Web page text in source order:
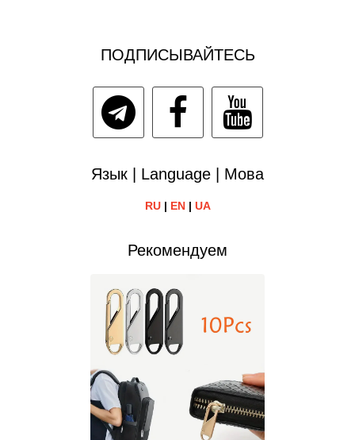
ПОДПИСЫВАЙТЕСЬ
Язык | Language | Мова
RU| EN| UA
Рекомендуем